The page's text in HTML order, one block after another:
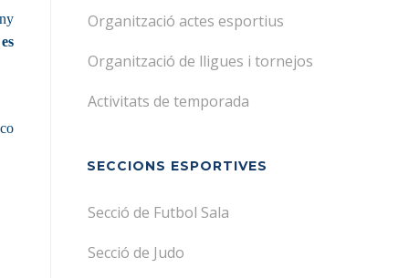
Organització actes esportius
Organització de lligues i tornejos
Activitats de temporada
SECCIONS ESPORTIVES
Secció de Futbol Sala
Secció de Judo